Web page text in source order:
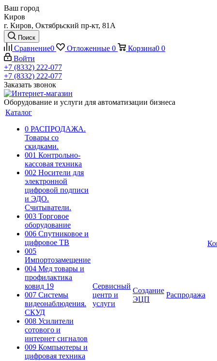
Ваш город
Киров
г. Киров, Октябрьский пр-кт, 81А
Поиск
Сравнение0 Отложенные 0 Корзина0 0
Войти
+7 (8332) 222-077
+7 (8332) 222-077
Заказать звонок
Оборудование и услуги для автоматизации бизнеса
Каталог
0 РАСПРОДАЖА.
Товары со
скидками.
001 Контрольно-
кассовая техника
002 Носители для
электронной
цифровой подписи
и ЭДО.
Считыватели.
003 Торговое
оборудование
006 Спутниковое и
цифровое ТВ
005
Импортозамещение
004 Мед товары и
профилактика
ковид 19
007 Системы
видеонаблюдения.
СКУД
008 Усилители
сотового и
интернет сигналов
009 Компьютеры и
цифровая техника
Сервисный
центр и
услуги
Создание
ЭЦП
Распродажа